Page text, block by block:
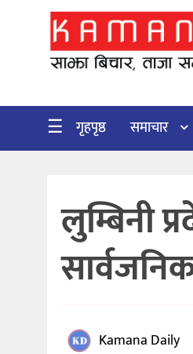
गृहपृष्ठ
विचार
कुटनिती
बाणिज्य
सिफारिस
☰ गृहपृष्ठ समाचार
लुम्बिनी
Kamana Daily